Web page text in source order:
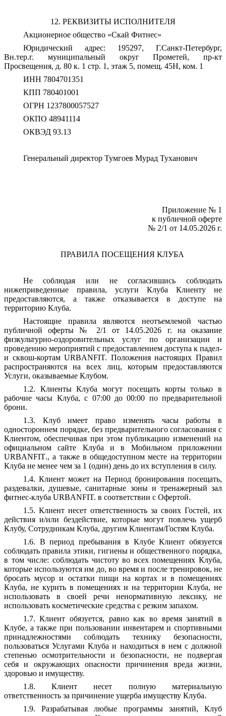
12. РЕКВИЗИТЫ ИСПОЛНИТЕЛЯ
Акционерное общество «Скай Фитнес»
Юридический адрес: 195297, Г.Санкт-Петербург,
Вн.тер.г. муниципальный округ Прометей, пр-кт
Просвещения, д. 80 к. 1 стр. 1, этаж 5, помещ. 45Н, ком. 1
ИНН 7804701351
КПП 780401001
ОГРН 1237800057527
ОКПО 48941114
ОКВЭД 93.13
Генеральный директор Тумгоев Мурад Туханович
Приложение № 1
к публичной оферте
№ 2/1 от 14.05.2026 г.
ПРАВИЛА ПОСЕЩЕНИЯ КЛУБА
Не соблюдая или не согласившись соблюдать
нижеприведенные правила, услуги Клуба Клиенту не
предоставляются, а также отказывается в доступе на
территорию Клуба.
Настоящие правила являются неотъемлемой частью
публичной оферты № 2/1 от 14.05.2026 г. на оказание
физкультурно-оздоровительных услуг по организации и
проведению мероприятий с предоставлением доступа к падел-
и сквош-кортам URBANFIT. Положения настоящих Правил
распространяются на всех лиц, которым предоставляются
Услуги, оказываемые Клубом.
1.2. Клиенты Клуба могут посещать корты только в
рабочие часы Клуба, с 07:00 до 00:00 по предварительной
брони.
1.3. Клуб имеет право изменять часы работы в
одностороннем порядке, без предварительного согласования с
Клиентом, обеспечивая при этом публикацию изменений на
официальном сайте Клуба и в Мобильном приложении
URBANFIT., а также в общедоступном месте на территории
Клуба не менее чем за 1 (один) день до их вступления в силу.
1.4. Клиент может на Период бронирования посещать,
раздевалки, душевые, санитарные зоны и тренажерный зал
фитнес-клуба URBANFIT. в соответствии с Офертой.
1.5. Клиент несет ответственность за своих Гостей, их
действия и/или бездействие, которые могут повлечь ущерб
Клубу, Сотрудникам Клуба, другим Клиентам/Гостям Клуба.
1.6. В период пребывания в Клубе Клиент обязуется
соблюдать правила этики, гигиены и общественного порядка,
в том числе: соблюдать чистоту во всех помещениях Клуба,
которые используются им до, во время и после тренировок, не
бросать мусор и остатки пищи на кортах и в помещениях
Клуба, не курить в помещениях и на территории Клуба, не
использовать в своей речи ненормативную лексику, не
использовать косметические средства с резким запахом.
1.7. Клиент обязуется, равно как во время занятий в
Клубе, а также при пользовании инвентарем и спортивными
принадлежностями соблюдать технику безопасности,
пользоваться Услугами Клуба и находиться в нем с должной
степенью осмотрительности и безопасности, не подвергая
себя и окружающих опасности причинения вреда жизни,
здоровью и имуществу.
1.8. Клиент несет полную материальную
ответственность за причинение ущерба имуществу Клуба.
1.9. Разрабатывая любые программы занятий, Клуб